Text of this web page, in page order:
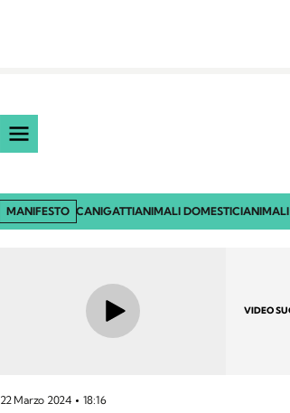
MANIFESTO CANIGATTIANIMALI DOMESTICIANIMALI
VIDEO
22 Marzo 2024 18:16